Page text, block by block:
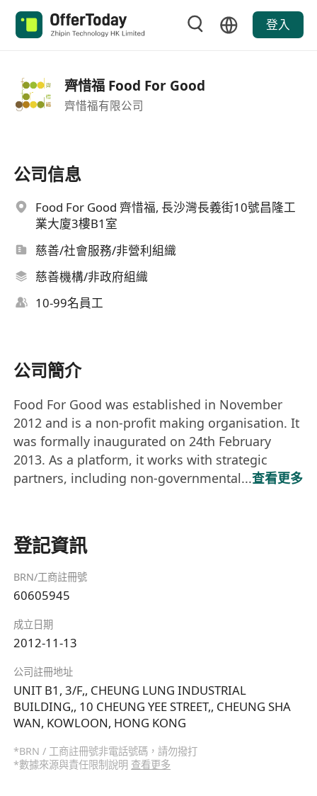
登入
齊惜福 Food For Good
齊惜福有限公司
公司信息
Food For Good 齊惜福, 長沙灣長義街10號昌隆工
業大廈3樓B1室
慈善/社會服務/非營利組織
慈善機構/非政府組織
10-99名員工
公司簡介
Food For Good was established in November
2012 and is a non-profit making organisation. It
was formally inaugurated on 24th February
2013. As a platform, it works with strategic
partners, including non-governmental...查看更多
登記資訊
BRN/工商註冊號
60605945
成立日期
2012-11-13
公司註冊地址
UNIT B1, 3/F,, CHEUNG LUNG INDUSTRIAL
BUILDING,, 10 CHEUNG YEE STREET,, CHEUNG SHA
WAN, KOWLOON, HONG KONG
*BRN / 工商註冊號非電話號碼，請勿撥打
*數據來源與責任限制說明 查看更多